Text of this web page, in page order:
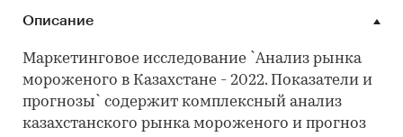
Описание
Маркетинговое исследование `Анализ рынка
мороженого в Казахстане - 2022. Показатели и
прогнозы` содержит комплексный анализ
казахстанского рынка мороженого и прогноз